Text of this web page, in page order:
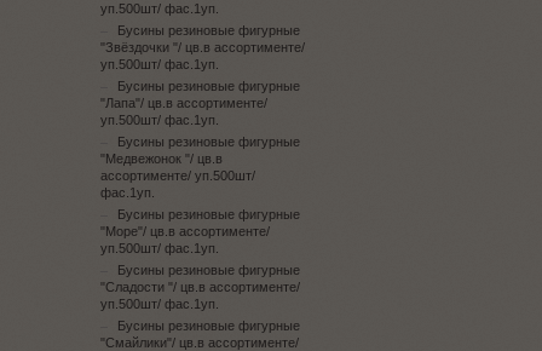
уп.500шт/ фас.1уп.
Бусины резиновые фигурные
"Звёздочки "/ цв.в ассортименте/
уп.500шт/ фас.1уп.
Бусины резиновые фигурные
"Лапа"/ цв.в ассортименте/
уп.500шт/ фас.1уп.
Бусины резиновые фигурные
"Медвежонок "/ цв.в
ассортименте/ уп.500шт/
фас.1уп.
Бусины резиновые фигурные
"Море"/ цв.в ассортименте/
уп.500шт/ фас.1уп.
Бусины резиновые фигурные
"Сладости "/ цв.в ассортименте/
уп.500шт/ фас.1уп.
Бусины резиновые фигурные
"Смайлики"/ цв.в ассортименте/